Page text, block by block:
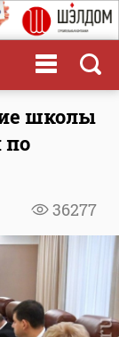
школы
по
36277